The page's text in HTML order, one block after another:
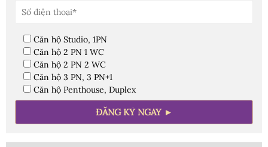
Căn hộ Studio, 1PN
Căn hộ 2 PN 1 WC
Căn hộ 2 PN 2 WC
Căn hộ 3 PN, 3 PN+1
Căn hộ Penthouse, Duplex